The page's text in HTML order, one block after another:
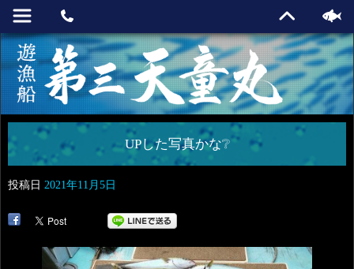
UPした写真かな❔
投稿日 2021年11月5日